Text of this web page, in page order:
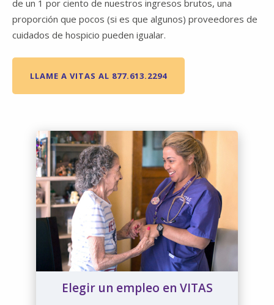
de un 1 por ciento de nuestros ingresos brutos, una
proporción que pocos (si es que algunos) proveedores de
cuidados de hospicio pueden igualar.
LLAME A VITAS AL 877.613.2294
Elegir un empleo en VITAS